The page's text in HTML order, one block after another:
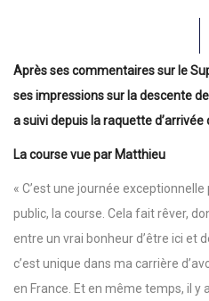
Après ses commentaires sur le
ses impressions sur la descente
a suivi depuis la raquette d’arrivée
La course vue par Matthieu
« C’est une journée
public, la course. Cela fait rêver,
entre un vrai bonheur d’être ici et
c’est unique dans ma carrière
en France. Et en même temps, il